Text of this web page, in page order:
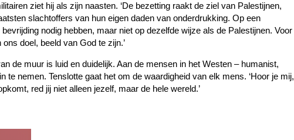
ziet hij als zijn naasten. ‘De bezetting raakt de ziel van Palestijnen,
slachtoffers van hun eigen daden van onderdrukking. Op een
nodig hebben, maar niet op dezelfde wijze als de Palestijnen. Voor
doel, beeld van God te zijn.’
de muur is luid en duidelijk. Aan de mensen in het Westen – humanist,
nemen. Tenslotte gaat het om de waardigheid van elk mens. ‘Hoor je mij,
red jij niet alleen jezelf, maar de hele wereld.’